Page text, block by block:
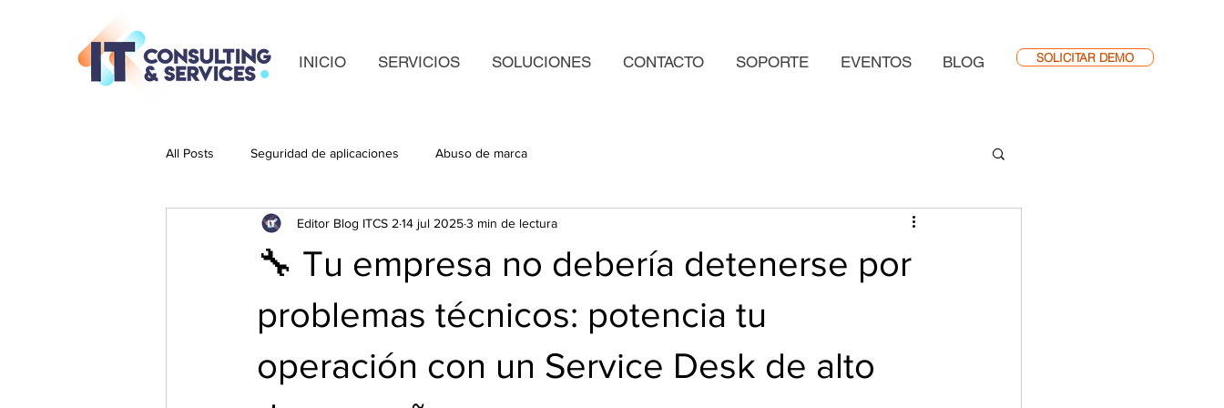
INICIO SERVICIOS SOLUCIONES CONTACTO SOPORTE EVENTOS BLOG SOLICITAR DEMO
All Posts Seguridad de aplicaciones Abuso de marca
🔧 Tu empresa no debería detenerse por
problemas técnicos: potencia tu
operación con un Service Desk de alto
Editor Blog ITCS 2 14 jul 20253 min de lectura